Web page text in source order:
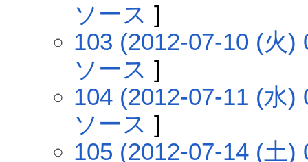
ソース ]
103 (2012-07-10 (火)
ソース ]
104 (2012-07-11 (水)
ソース ]
105 (2012-07-14 (土)